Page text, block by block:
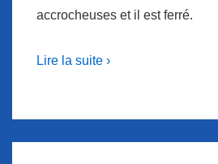
accrocheuses et il est ferré.
Lire la suite ›